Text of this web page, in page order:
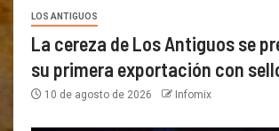
LOS ANTIGUOS
La cereza de Los Antiguos se
su primera exportación con
10 de agosto de 2026 Infomix